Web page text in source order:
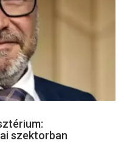
szektorban